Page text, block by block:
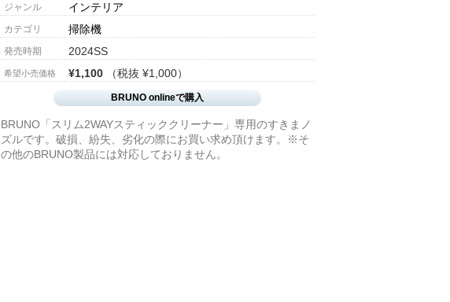
ジャンル インテリア
カテゴリ 掃除機
発売時期 2024SS
希望小売価格 ¥1,100 （税抜 ¥1,000）
BRUNO onlineで購入
BRUNO「スリム2WAYスティッククリーナー」専用のすきまノ
ズルです。破損、紛失、劣化の際にお買い求め頂けます。※そ
の他のBRUNO製品には対応しておりません。